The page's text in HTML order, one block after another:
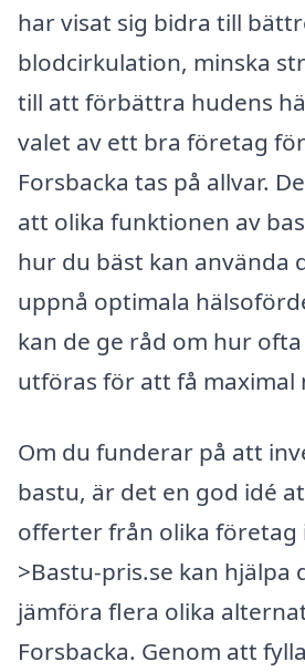
har visat sig bidra till
blodcirkulation, minska
till att förbättra hudens
valet av ett bra företag
Forsbacka tas på allvar.
att olika funktionen av
hur du bäst kan använda
uppnå optimala
kan de ge råd om hur
utföras för att få maximal
Om du funderar på att
bastu, är det en god idé
offerter från olika företag
>Bastu-pris.se kan hjälpa
jämföra flera olika
Forsbacka. Genom att